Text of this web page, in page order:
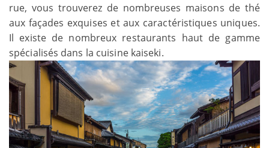
rue, vous trouverez de nombreuses maisons de thé
aux façades exquises et aux caractéristiques uniques.
Il existe de nombreux restaurants haut de gamme
spécialisés dans la cuisine kaiseki.